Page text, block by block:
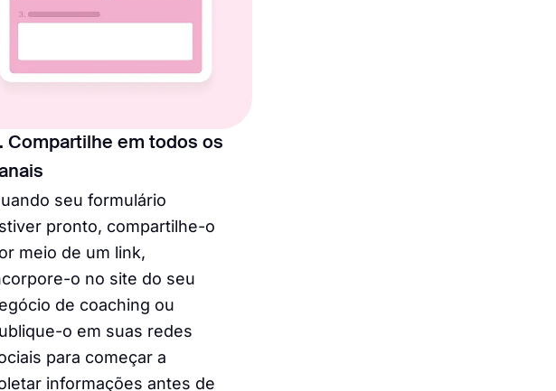
Compartilhe em todos os
seu formulário
pronto, compartilhe-o
meio de um link,
o no site do seu
de coaching ou
o em suas redes
para começar a
informações antes de